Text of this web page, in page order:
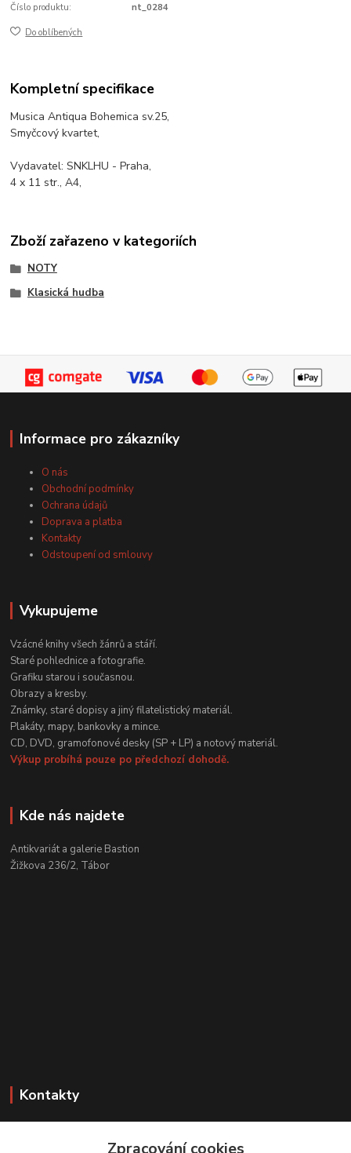
Číslo produktu: nt_0284
Do oblíbených
Kompletní specifikace
Musica Antiqua Bohemica sv.25,
Smyčcový kvartet,
Vydavatel: SNKLHU - Praha,
4 x 11 str., A4,
Zboží zařazeno v kategoriích
NOTY
Klasická hudba
Informace pro zákazníky
O nás
Obchodní podmínky
Ochrana údajů
Doprava a platba
Kontakty
Odstoupení od smlouvy
Vykupujeme
Vzácné knihy všech žánrů a stáří.
Staré pohlednice a fotografie.
Grafiku starou i současnou.
Obrazy a kresby.
Známky, staré dopisy a jiný filatelistický materiál.
Plakáty, mapy, bankovky a mince.
CD, DVD, gramofonové desky (SP + LP) a notový materiál.
Výkup probíhá pouze po předchozí dohodě.
Kde nás najdete
Antikvariát a galerie Bastion
Žižkova 236/2, Tábor
Kontakty
Zákaznická podpora
+420 608 331 344
Zpracování cookies